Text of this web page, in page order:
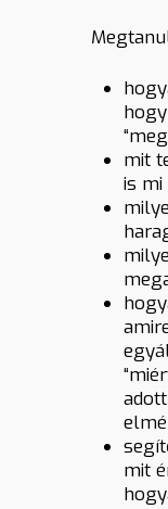
mit
is mi
mit